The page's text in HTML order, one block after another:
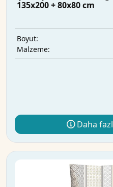
135x200 + 80x80 cm
Boyut:
Malzeme:
Daha